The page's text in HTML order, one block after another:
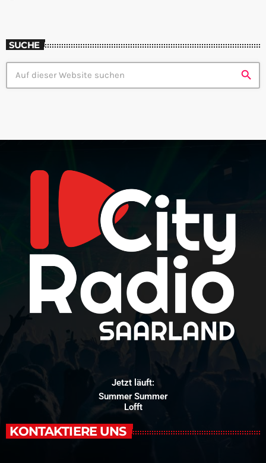
SUCHE
search
Jetzt läuft:
Summer Summer
Lofft
KONTAKTIERE UNS